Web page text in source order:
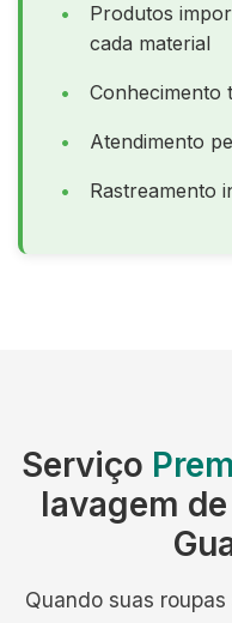
Produtos
cada material
Conhecimento
Atendimento
Rastreamento
Serviço
lavagem
Quando suas